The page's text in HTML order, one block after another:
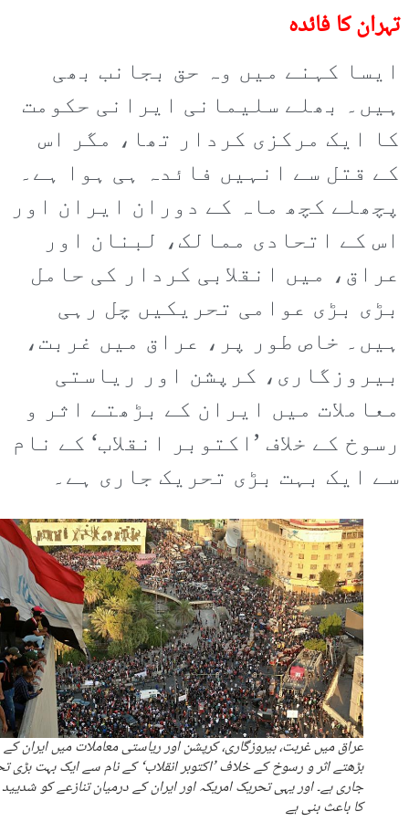
تہران کا فائدہ
ایسا کہنے میں وہ حق بجانب بھی
ہیں۔ بھلے سلیمانی ایرانی حکومت
کا ایک مرکزی کردار تھا، مگر اس
کے قتل سے انہیں فائدہ ہی ہوا ہے۔
پچھلے کچھ ماہ کے دوران ایران اور
اس کے اتحادی ممالک، لبنان اور
عراق، میں انقلابی کردار کی حامل
بڑی بڑی عوامی تحریکیں چل رہی
ہیں۔ خاص طور پر، عراق میں غربت،
بیروزگاری، کرپشن اور ریاستی
معاملات میں ایران کے بڑھتے اثر و
رسوخ کے خلاف ’اکتوبر انقلاب‘ کے نام
سے ایک بہت بڑی تحریک جاری ہے۔
عراق میں غربت، بیروزگاری، کرپشن اور ریاستی معاملات میں ایران کے
بڑھتے اثر و رسوخ کے خلاف ’اکتوبر انقلاب‘ کے نام سے ایک بہت بڑی
جاری ہے۔ اور یہی تحریک امریکہ اور ایران کے درمیان تنازعے کو
کا باعث بنی ہے